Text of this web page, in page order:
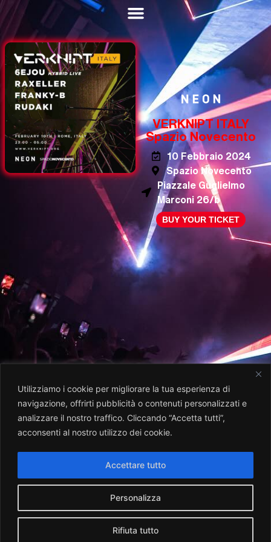
Utilizziamo i cookie per migliorare la tua esperienza di
navigazione, offrirti pubblicità o contenuti personalizzati e
analizzare il nostro traffico. Cliccando “Accetta tutti”,
acconsenti al nostro utilizzo dei cookie.
Personalizza
Rifiuta tutto
Accettare tutto
VERKNIPT ITALY
Spazio Novecento
10 Febbraio 2024
Spazio Novecento
Piazzale Guglielmo
Marconi 26/b
BUY YOUR TICKET